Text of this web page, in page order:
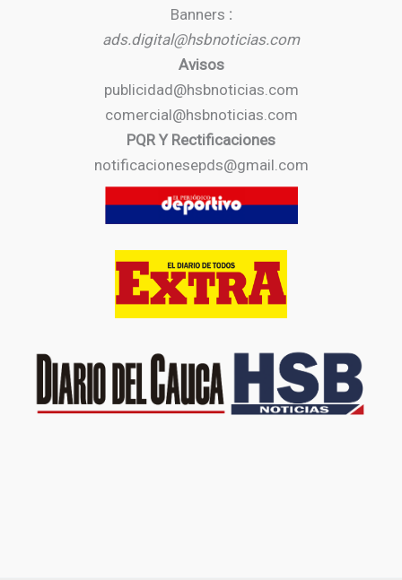
Banners :
ads.digital@hsbnoticias.com
Avisos
publicidad@hsbnoticias.com
comercial@hsbnoticias.com
PQR Y Rectificaciones
notificacionesepds@gmail.com